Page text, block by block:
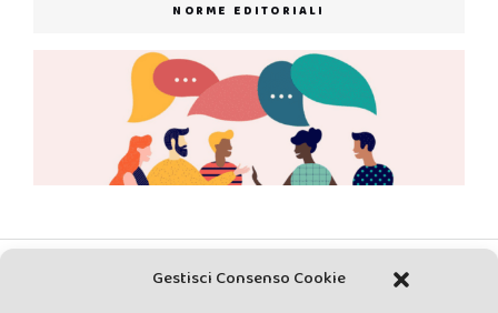
Gestisci Consenso Cookie
NORME EDITORIALI
PRIVACY E DISCLAIMER DATI PERSONALI CONTATTACI